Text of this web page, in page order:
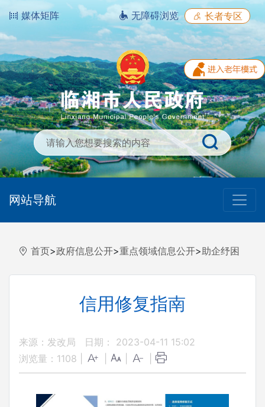
媒体矩阵 无障碍浏览 长者专区
网站导航
首页>政府信息公开>重点领域信息公开>助企纾困
信用修复指南
来源：发改局
日期： 2023-04-11 15:02
浏览量： 1108